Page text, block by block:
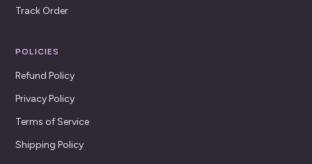
Track Order
POLICIES
Refund Policy
Privacy Policy
Terms of Service
Shipping Policy